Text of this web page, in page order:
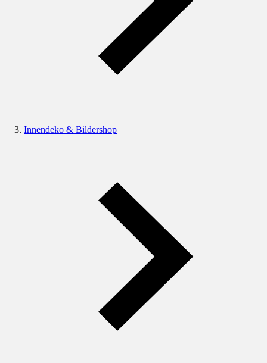
Innendeko & Bildershop